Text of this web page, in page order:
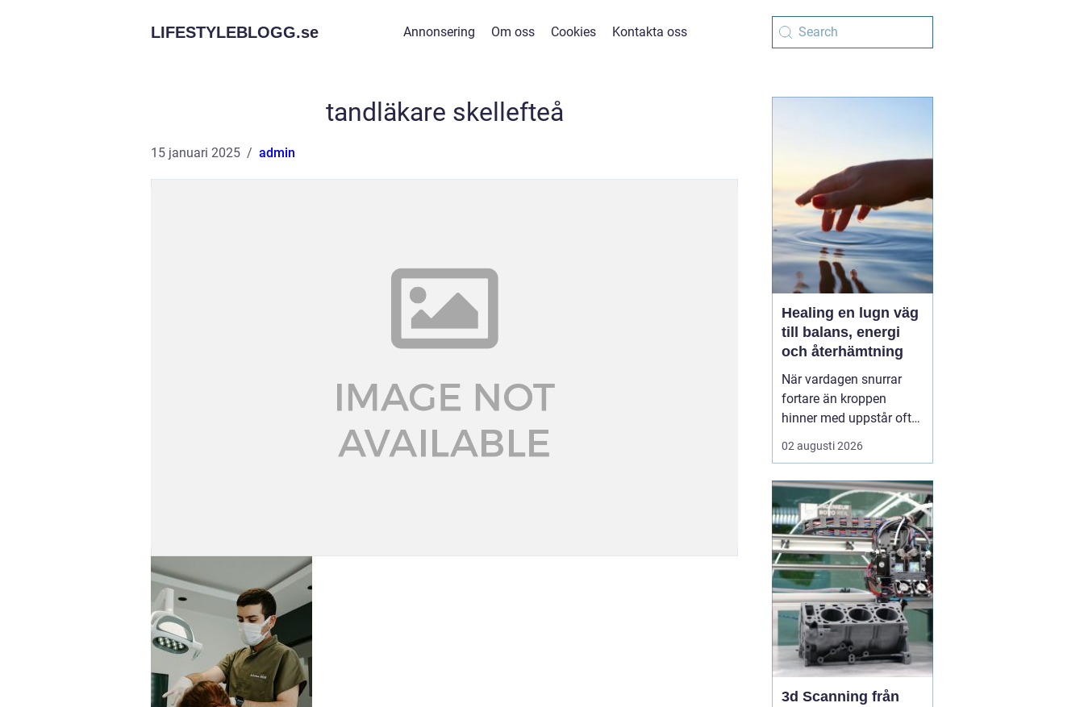
LIFESTYLEBLOGG.se Annonsering Om oss Cookies Kontakta oss
tandläkare skellefteå
15 januari 2025 admin
Healing en lugn väg
till balans, energi
och återhämtning
När vardagen snurrar
fortare än kroppen
hinner med uppstår ofta
spänningar, oro och
trötthet som inte går att
Många börjar då söka
efter metoder som kan
skapa lugn på djupet,
inte bara i tankarna utan
också i kroppen. I den
sökn...
02 augusti 2026
3d Scanning från